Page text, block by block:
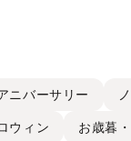
ニバーサリー
ウィン お歳暮